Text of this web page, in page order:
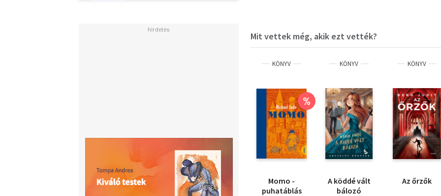
Mit vettek még, akik ezt vették?
KÖNYV
%
Momo -
puhatáblás
KÖNYV
A köddé vált
bálozó
KÖNYV
Az őrzők